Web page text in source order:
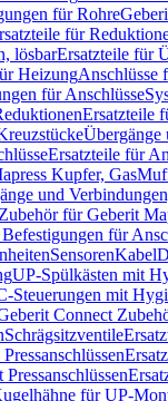
für Rohre
für
lösbarErsatzteile für
HeizungAnschlüsse
für Anschlüsse
Ersatzteile
Übergänge
Ersatzteile für
Kupfer, Gas
und
für Geberit
für
SensorenKabel
UP-Spülkästen mit
Steuerungen mit
Connect
Schrägsitzventile
für UP-